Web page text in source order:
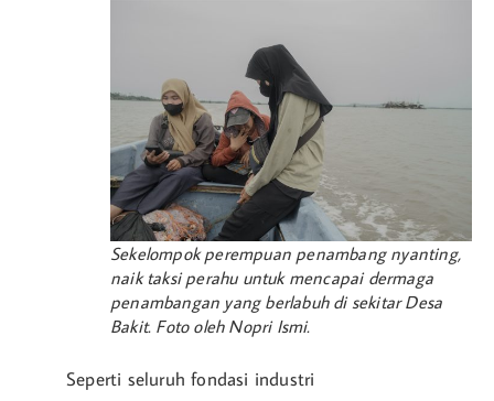
Sekelompok perempuan penambang nyanting,
naik taksi perahu untuk mencapai dermaga
penambangan yang berlabuh di sekitar Desa
Bakit. Foto oleh Nopri Ismi.
Seperti seluruh fondasi industri